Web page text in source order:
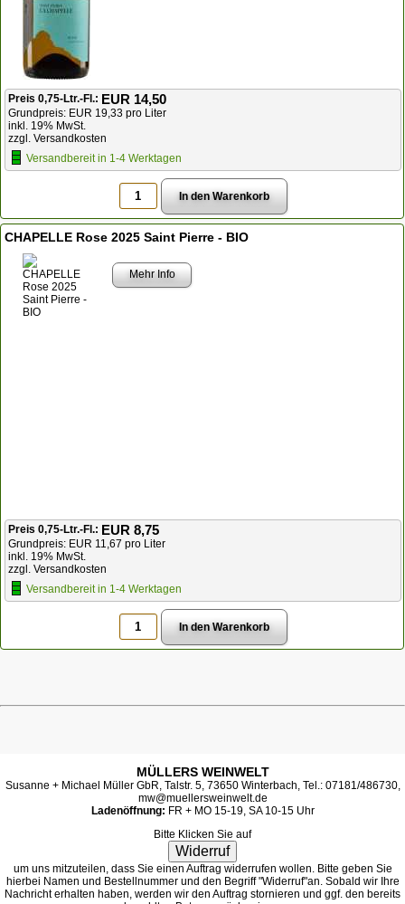
Preis 0,75-Ltr.-Fl.: EUR 14,50
Grundpreis: EUR 19,33 pro Liter
inkl. 19% MwSt.
zzgl. Versandkosten
Versandbereit in 1-4 Werktagen
CHAPELLE Rose 2025 Saint Pierre - BIO
Mehr Info
Preis 0,75-Ltr.-Fl.: EUR 8,75
Grundpreis: EUR 11,67 pro Liter
inkl. 19% MwSt.
zzgl. Versandkosten
Versandbereit in 1-4 Werktagen
MÜLLERS WEINWELT
Susanne + Michael Müller GbR, Talstr. 5, 73650 Winterbach, Tel.: 07181/486730,
mw@muellersweinwelt.de
Ladenöffnung: FR + MO 15-19, SA 10-15 Uhr
Bitte Klicken Sie auf
Widerruf
um uns mitzuteilen, dass Sie einen Auftrag widerrufen wollen. Bitte geben Sie
hierbei Namen und Bestellnummer und den Begriff "Widerruf"an. Sobald wir Ihre
Nachricht erhalten haben, werden wir den Auftrag stornieren und ggf. den bereits